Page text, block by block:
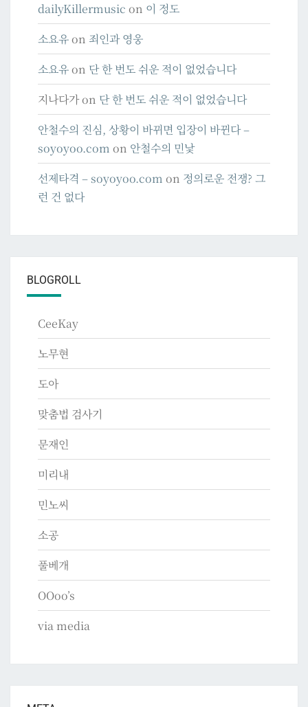
dailyKillermusic on 이 정도
소요유on 죄인과 영웅
소요유on 단 한 번도 쉬운 적이 없었습니다
지나다가on 단 한 번도 쉬운 적이 없었습니다
안철수의 진심, 상황이 바뀌면 입장이 바뀐다 –
soyoyoo.com on 안철수의 민낯
선제타격 – soyoyoo.com on 정의로운 전쟁? 그
런 건 없다
BLOGROLL
CeeKay
노무현
도아
맞춤법 검사기
문재인
미리내
민노씨
소공
풀베개
OOoo’s
via media